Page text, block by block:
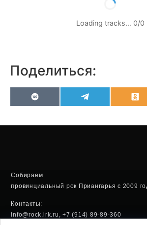
Loading tracks… 0/0
Поделиться:
VK
Собираем
провинциальный рок Приангарья с 2009
Контакты:
info@rock.irk.ru, +7 (914) 89-89-360